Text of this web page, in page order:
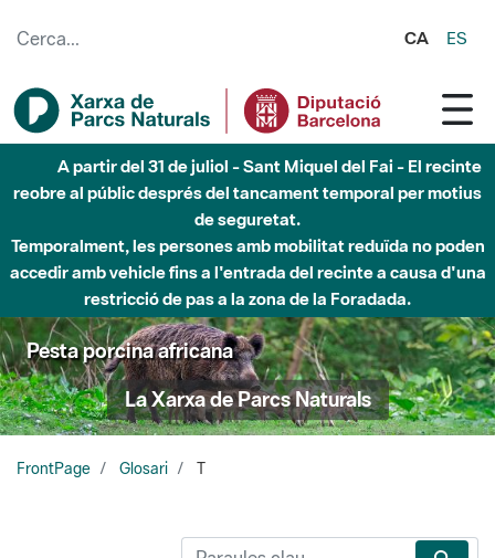
CA ES
A partir del 31 de juliol - Sant Miquel del Fai - El recinte
reobre al públic després del tancament temporal per motius
de seguretat.
Temporalment, les persones amb mobilitat reduïda no poden
accedir amb vehicle fins a l'entrada del recinte a causa d'una
restricció de pas a la zona de la Foradada.
Pesta porcina africana
La Xarxa de Parcs Naturals
FrontPage Glosari T